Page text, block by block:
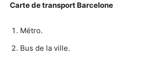
Carte de transport Barcelone
Métro.
Bus de la ville.